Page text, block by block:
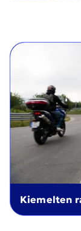
Kiemelten